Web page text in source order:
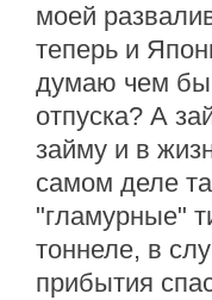
моей
теперь и
думаю чем бы
отпуска? А
займу и в
самом деле
"гламурные"
тоннеле, в
прибытия